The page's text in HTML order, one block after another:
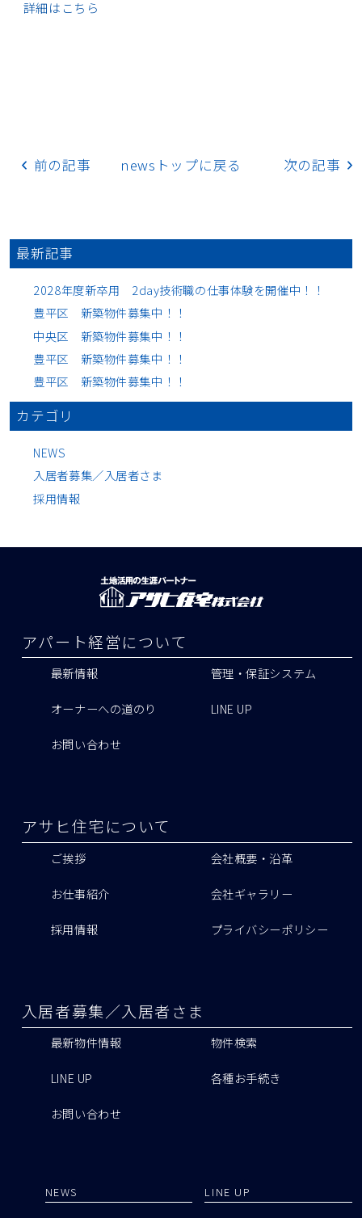
詳細はこちら
前の記事 次の記事
newsトップに戻る
最新記事
2028年度新卒用 2day技術職の仕事体験を開催中！！
豊平区 新築物件募集中！！
中央区 新築物件募集中！！
豊平区 新築物件募集中！！
豊平区 新築物件募集中！！
カテゴリ
NEWS
入居者募集／入居者さま
採用情報
アパート経営について
最新情報 管理・保証システム
オーナーへの道のり LINE UP
お問い合わせ
アサヒ住宅について
ご挨拶 会社概要・沿革
お仕事紹介 会社ギャラリー
採用情報 プライバシーポリシー
入居者募集／入居者さま
最新物件情報 物件検索
LINE UP 各種お手続き
お問い合わせ
NEWS LINE UP